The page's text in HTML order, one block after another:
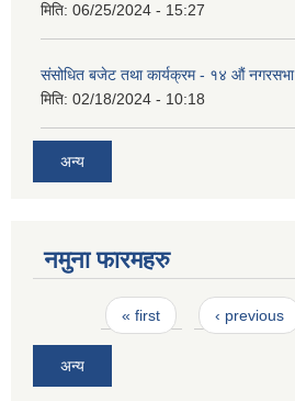
मिति: 06/25/2024 - 15:27
संसोधित बजेट तथा कार्यक्रम - १४ औं नगरसभा
मिति: 02/18/2024 - 10:18
अन्य
नमुना फारमहरु
Pages« first ‹ previous
अन्य